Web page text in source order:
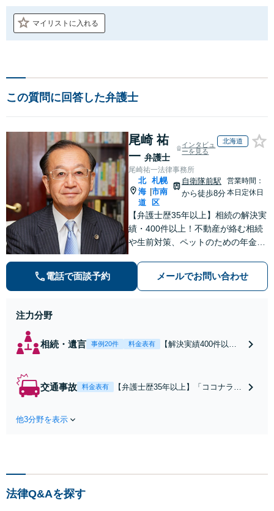
マイリストに入れる
この質問に回答した弁護士
尾崎 祐
一 弁護士
インタビュ
ーを見る
北海道
尾崎祐一法律事務所
北
海
道
|
札幌
市南
区
自衛隊前駅
から徒歩8分
営業時間：
本日定休日
【弁護士歴35年以上】相続の解決実
績・400件以上！不動産が絡む相続
や生前対策、ペットのための年金シ
事故・借金・刑事事件・不動産トラ
ブルなど幅広く対応。依頼者の背景
電話で面談予約 メールでお問い合わせ
注力分野
相続・遺言 事例20件 料金表有
【解決実績400件以
事案にも対応可。培っ
交通事故 料金表有
【弁護士歴35年以上】「ココナラを
委員の経験あり
他3分野を表示
法律Q&Aを探す